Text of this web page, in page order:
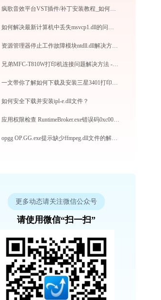
疯歌音效平台VST插件/补丁安装教程_如何加载插件效果包
如何解决最新计算机中丢失msvcp1.dll的问题-金山毒霸
资源管理器停止工作故障模块ntdll.dll解决方法-金山毒霸
兄弟MFC-T810W打印机连接问题解决方法 - 金山毒霸
一文带你了解如何下载及安装三星3401打印机驱动
如何安全下载并安装ipl-e.dll文件？
应用权限检查 RuntimeBroker.exe错误码0xc0000008处理办法
opgg OP.GG.exe提示缺少ffmpeg.dll文件的解决办法
更多动态请关注微信公众号
请使用微信“扫一扫”